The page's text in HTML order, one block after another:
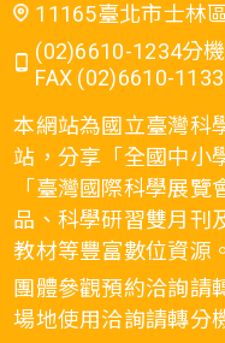
11165臺北市士林
(02)6610-1234分
FAX (02)6610-1133
本網站為國立臺灣科
站，分享「全國中小
「臺灣國際科學展覽
品、科學研習雙月刊
教材等豐富數位資源。
團體參觀預約洽詢請
場地使用洽詢請轉分